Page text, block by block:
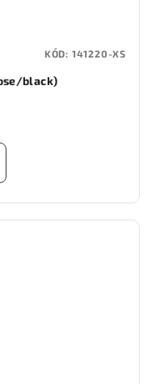
black)
KÓD: 141220-XS